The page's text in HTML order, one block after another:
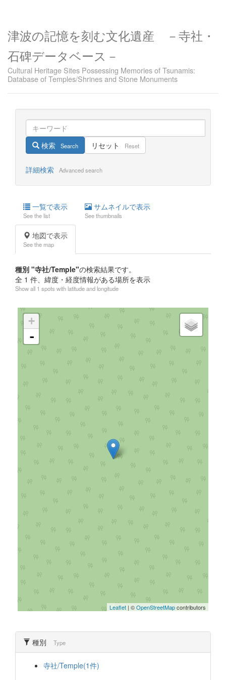
津波の記憶を刻む文化遺産 －寺社・
石碑データベース－
Cultural Heritage Sites Possessing Memories of Tsunamis:
Database of Temples/Shrines and Stone Monuments
検索 Search リセット Reset
詳細検索 Advanced search
一覧で表示
See the list
サムネイルで表示
See thumbnails
地図で表示
See the map
種別 "寺社/Temple"の検索結果です。
全 1 件、緯度・経度情報がある場所を表示
Show all 1 spots with latitude and longitude
+
-
Leaflet | ©OpenStreetMapcontributors
種別 Type
寺社/Temple(1件)